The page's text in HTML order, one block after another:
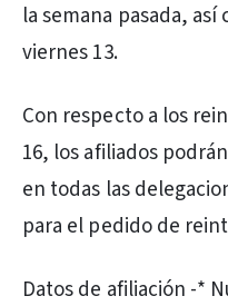
la semana pasada, así
viernes 13.
Con respecto a los
16, los afiliados
en todas las
para el pedido de
Datos de afiliación -*